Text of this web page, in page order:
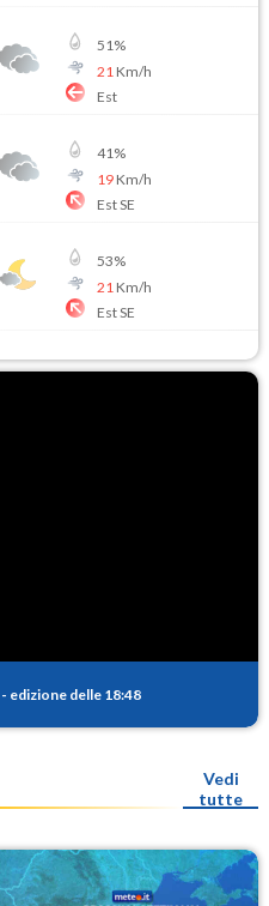
51%
21 Km/h
Est
41%
19Km/h
Est SE
53%
21 Km/h
Est SE
- edizione delle 18:48
Vedi
tutte